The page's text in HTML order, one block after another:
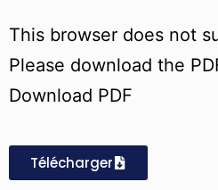
This browser does not
Please download the
Download PDF
Télécharger